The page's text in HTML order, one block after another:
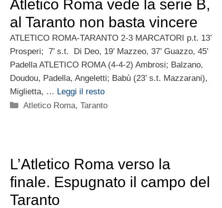
Atletico Roma vede la serie B,
al Taranto non basta vincere
ATLETICO ROMA-TARANTO 2-3 MARCATORI p.t. 13’
Prosperi; 7’ s.t. Di Deo, 19’ Mazzeo, 37’ Guazzo, 45’
Padella ATLETICO ROMA (4-4-2) Ambrosi; Balzano,
Doudou, Padella, Angeletti; Babù (23’ s.t. Mazzarani),
Miglietta, … Leggi il resto
Categorie
Atletico Roma,Taranto
L’Atletico Roma verso la
finale. Espugnato il campo del
Taranto